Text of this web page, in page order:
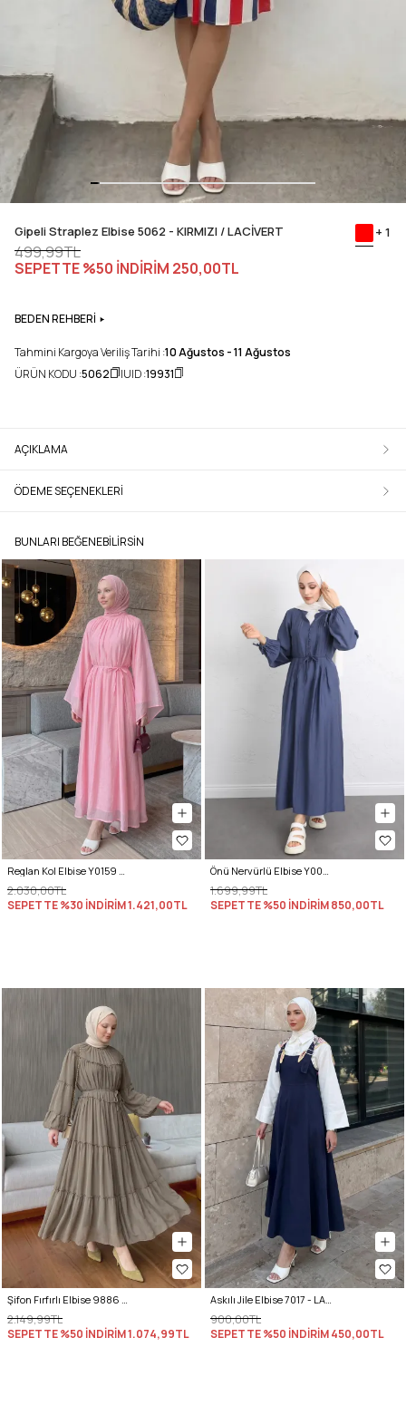
Gipeli Straplez Elbise 5062 - KIRMIZI / LACİVERT + 1
499,99TL
SEPETTE %50 İNDİRİM 250,00TL
BEDEN REHBERİ
Tahmini Kargoya Veriliş Tarihi :10 Ağustos - 11 Ağustos
ÜRÜN KODU :5062 UID :19931
AÇIKLAMA
ÖDEME SEÇENEKLERI
BUNLARI BEĞENEBILIRSIN
Reglan Kol Elbise Y0159 - PEMBE
2.030,00TL
SEPETTE %30 İNDİRİM1.421,00TL
Önü Nervürlü Elbise Y0094 - İNDİGO
1.699,99TL
SEPETTE %50 İNDİRİM850,00TL
Şifon Fırfırlı Elbise 9886 - HAKİ
2.149,99TL
SEPETTE %50 İNDİRİM1.074,99TL
Askılı Jile Elbise 7017 - LACİVERT
900,00TL
SEPETTE %50 İNDİRİM450,00TL